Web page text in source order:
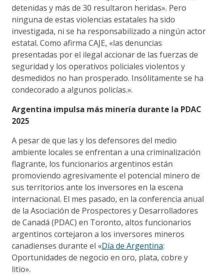
detenidas y más de 30 resultaron heridas». Pero
ninguna de estas violencias estatales ha sido
investigada, ni se ha responsabilizado a ningún actor
estatal. Como afirma CAJE, «las denuncias
presentadas por el ilegal accionar de las fuerzas de
seguridad y los operativos policiales violentos y
desmedidos no han prosperado. Insólitamente se ha
condecorado a algunos policías.».
Argentina impulsa más minería durante la PDAC
2025
A pesar de que las y los defensores del medio
ambiente locales se enfrentan a una criminalización
flagrante, los funcionarios argentinos están
promoviendo agresivamente el potencial minero de
sus territorios ante los inversores en la escena
internacional. El mes pasado, en la conferencia anual
de la Asociación de Prospectores y Desarrolladores
de Canadá (PDAC) en Toronto, altos funcionarios
argentinos cortejaron a los inversores mineros
canadienses durante el «Día de Argentina:
Oportunidades de negocio en oro, plata, cobre y
litio».